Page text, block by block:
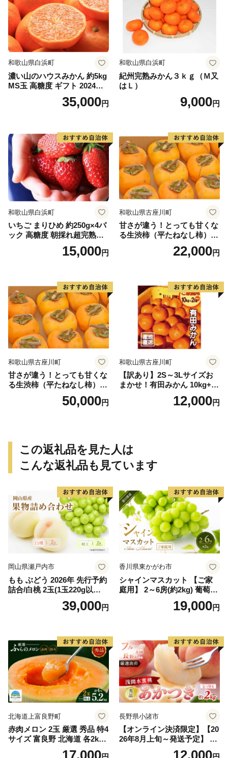
和歌山県白浜町
濃い山のハウスみかん 約5kg
MS玉 高糖度 ギフト 2024年7
35,000円
和歌山県白浜町
紀州完熟みかん３ｋｇ（Ｍ又
はＬ）
9,000円
和歌山県白浜町
いちご まりひめ 約250g×4パ
ック 高糖度 朝採れ超完熟ま
りひめ 1月以降発送分
15,000円
和歌山県古座川町
甘さが違う！とっても甘くな
る生渋柿（平たねなし柿）吊
ップ付約4.5～5kg 約24～30
22,000円
和歌山県古座川町
甘さが違う！とっても甘くな
る生渋柿（平たねなし柿）吊
ップ付約14.5～15kg 約60～
50,000円
和歌山県古座川町
【訳あり】2S～3Lサイズお
まかせ！有田みかん 10kg+2k
g保証分 11月から12月下旬ま
でに順次発送致します。 / 訳
12,000円
この返礼品を見た人は
こんな返礼品も見ています
岡山県瀬戸内市
もも ぶどう 2026年 先行予約
詰合/白桃 2玉(1玉220g以
上)・シャインマスカット 晴
39,000円
香川県東かがわ市
シャインマスカット 【ご家
庭用】 2～6房(約2kg) 葡萄 ぶ
どう ブドウ フルーツ 果物 く
だもの 果実 旬の果物 旬のフ
19,000円
北海道上富良野町
赤肉メロン 2玉 厳選 秀品 特4
サイズ 富良野 北海道 各2kg
～2.6kg 2玉 セット ファーム
長野県小諸市
【オンライン決済限定】【20
26年8月上旬～発送予定】 先
行予約 「浅間水蜜桃プレミ